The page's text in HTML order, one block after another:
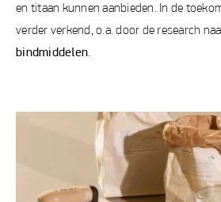
en titaan kunnen aanbieden. In de
verder verkend, o.a. door de research
bindmiddelen.